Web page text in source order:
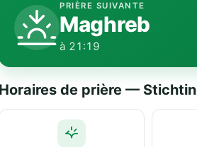
PRIÈRE SUIVANTE
Maghreb
à 21:19
Horaires de prière —